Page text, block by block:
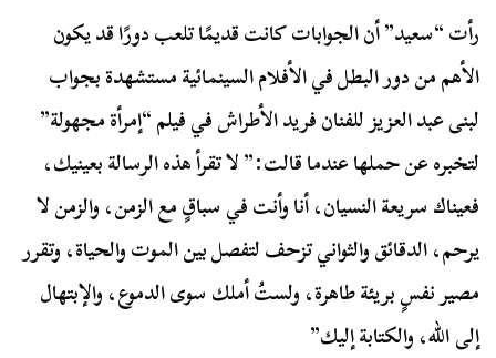
رأت “سعيد” أن الجوابات كانت قديمًا تلعب دورًا قد يكون
الأهم من دور البطل في الأفلام السينمائية مستشهدة بجواب
لبنى عبد العزيز للفنان فريد الأطراش في فيلم “إمرأة مجهولة”
لتخبره عن حملها عندما قالت:” لا تقرأ هذه الرسالة بعينيك،
فعيناك سريعة النسيان، أنا وأنت في سباقٍ مع الزمن، والزمن لا
يرحم، الدقائق والثواني تزحف لتفصل بين الموت والحياة، وتقرر
مصير نفسٍ بريئة طاهرة، ولستُ أملك سوى الدموع، والإبتهال
إلى الله، والكتابة إليك”